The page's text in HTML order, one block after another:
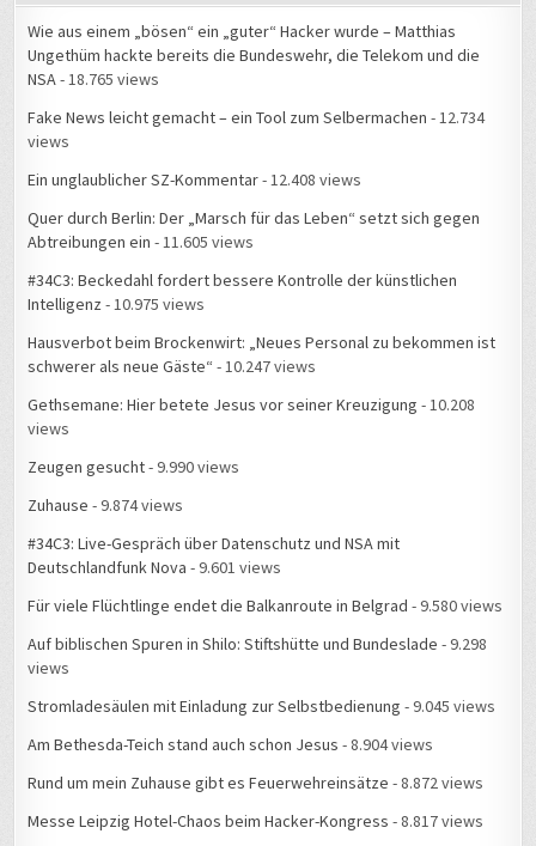
Wie aus einem „bösen“ ein „guter“ Hacker wurde – Matthias
Ungethüm hackte bereits die Bundeswehr, die Telekom und die
NSA- 18.765 views
Fake News leicht gemacht – ein Tool zum Selbermachen - 12.734
views
Ein unglaublicher SZ-Kommentar- 12.408 views
Quer durch Berlin: Der „Marsch für das Leben“ setzt sich gegen
Abtreibungen ein - 11.605 views
#34C3: Beckedahl fordert bessere Kontrolle der künstlichen
Intelligenz - 10.975 views
Hausverbot beim Brockenwirt: „Neues Personal zu bekommen ist
schwerer als neue Gäste“ - 10.247 views
Gethsemane: Hier betete Jesus vor seiner Kreuzigung - 10.208
views
Zeugen gesucht- 9.990 views
Zuhause - 9.874 views
#34C3: Live-Gespräch über Datenschutz und NSA mit
Deutschlandfunk Nova - 9.601 views
Für viele Flüchtlinge endet die Balkanroute in Belgrad - 9.580 views
Auf biblischen Spuren in Shilo: Stiftshütte und Bundeslade - 9.298
views
Stromladesäulen mit Einladung zur Selbstbedienung - 9.045 views
Am Bethesda-Teich stand auch schon Jesus - 8.904 views
Rund um mein Zuhause gibt es Feuerwehreinsätze - 8.872 views
Messe Leipzig Hotel-Chaos beim Hacker-Kongress - 8.817 views